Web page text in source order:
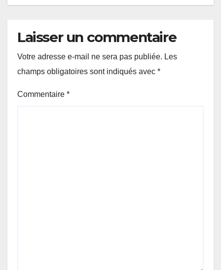
Laisser un commentaire
Votre adresse e-mail ne sera pas publiée. Les
champs obligatoires sont indiqués avec *
Commentaire *